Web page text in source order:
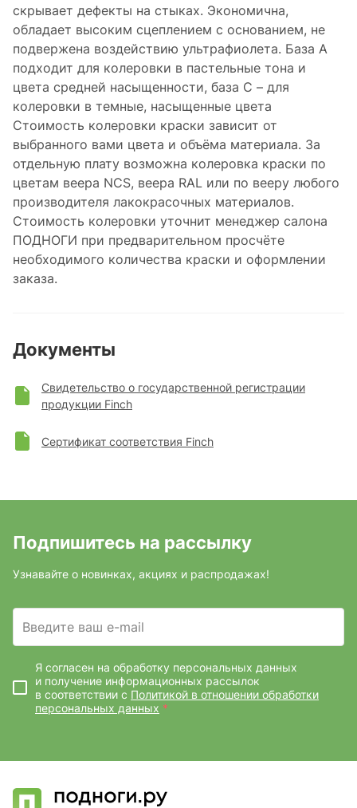
скрывает дефекты на стыках. Экономична,
обладает высоким сцеплением с основанием, не
подвержена воздействию ультрафиолета. База А
подходит для колеровки в пастельные тона и
цвета средней насыщенности, база С – для
колеровки в темные, насыщенные цвета
Стоимость колеровки краски зависит от
выбранного вами цвета и объёма материала. За
отдельную плату возможна колеровка краски по
цветам веера NCS, веера RAL или по вееру любого
производителя лакокрасочных материалов.
Стоимость колеровки уточнит менеджер салона
ПОДНОГИ при предварительном просчёте
необходимого количества краски и оформлении
заказа.
Документы
Свидетельство о государственной регистрации
продукции Finch
Сертификат соответствия Finch
Подпишитесь на рассылку
Узнавайте о новинках, акциях и распродажах!
Введите ваш e-mail
Я согласен на обработку персональных данных
и получение информационных рассылок
в соответствии с Политикой в отношении обработки
персональных данных *